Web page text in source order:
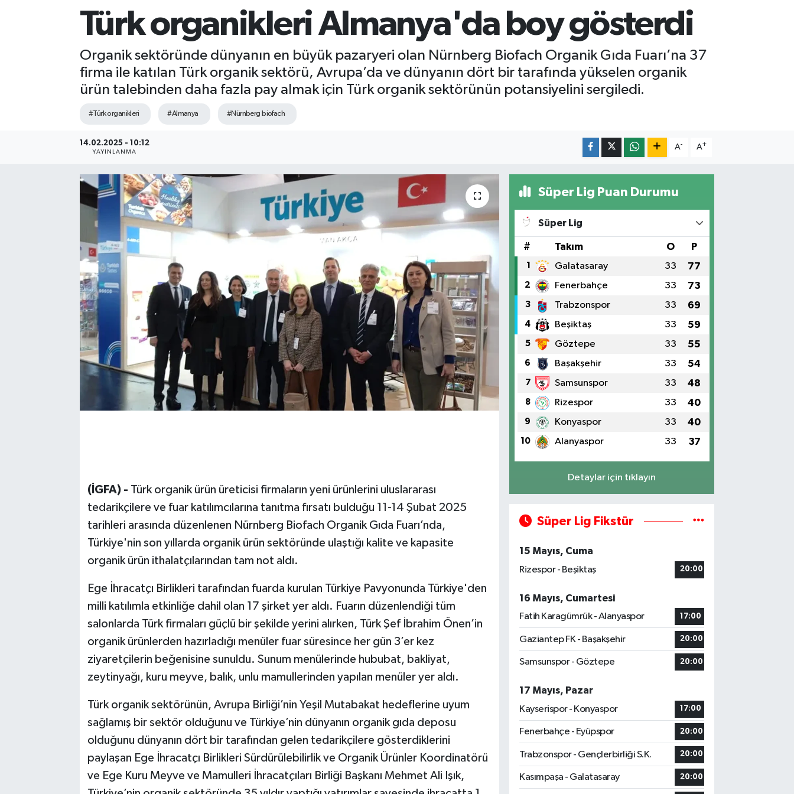
Türk organikleri Almanya'da boy gösterdi
Organik sektöründe dünyanın en büyük pazaryeri olan Nürnberg Biofach Organik Gıda Fuarı’na 37
firma ile katılan Türk organik sektörü, Avrupa’da ve dünyanın dört bir tarafında yükselen organik
ürün talebinden daha fazla pay almak için Türk organik sektörünün potansiyelini sergiledi.
#Türk organikleri #Almanya #Nürnberg biofach
14.02.2025 - 10:12
YAYINLANMA
A- A+
(İGFA) - Türk organik ürün üreticisi firmaların yeni ürünlerini uluslararası
tedarikçilere ve fuar katılımcılarına tanıtma fırsatı bulduğu 11-14 Şubat 2025
tarihleri arasında düzenlenen Nürnberg Biofach Organik Gıda Fuarı’nda,
Türkiye'nin son yıllarda organik ürün sektöründe ulaştığı kalite ve kapasite
organik ürün ithalatçılarından tam not aldı.
Ege İhracatçı Birlikleri tarafından fuarda kurulan Türkiye Pavyonunda Türkiye'den
milli katılımla etkinliğe dahil olan 17 şirket yer aldı. Fuarın düzenlendiği tüm
salonlarda Türk firmaları güçlü bir şekilde yerini alırken, Türk Şef İbrahim Önen’in
organik ürünlerden hazırladığı menüler fuar süresince her gün 3’er kez
ziyaretçilerin beğenisine sunuldu. Sunum menülerinde hububat, bakliyat,
zeytinyağı, kuru meyve, balık, unlu mamullerinden yapılan menüler yer aldı.
Türk organik sektörünün, Avrupa Birliği’nin Yeşil Mutabakat hedeflerine uyum
sağlamış bir sektör olduğunu ve Türkiye’nin dünyanın organik gıda deposu
olduğunu dünyanın dört bir tarafından gelen tedarikçilere gösterdiklerini
paylaşan Ege İhracatçı Birlikleri Sürdürülebilirlik ve Organik Ürünler Koordinatörü
ve Ege Kuru Meyve ve Mamulleri İhracatçıları Birliği Başkanı Mehmet Ali Işık,
Süper Lig Puan Durumu
Süper Lig
# Takım O P
1 Galatasaray 33 77
2 Fenerbahçe 33 73
3 Trabzonspor 33 69
4 Beşiktaş 33 59
5 Göztepe 33 55
6 Başakşehir 33 54
7 Samsunspor 33 48
8 Rizespor 33 40
9 Konyaspor 33 40
10 Alanyaspor 33 37
Detaylar için tıklayın
Süper Lig Fikstür
15 Mayıs, Cuma
Rizespor - Beşiktaş
20:00
16 Mayıs, Cumartesi
Fatih Karagümrük - Alanyaspor
17:00
Gaziantep FK - Başakşehir 20:00
Samsunspor - Göztepe 20:00
17 Mayıs, Pazar
Kayserispor - Konyaspor
17:00
Fenerbahçe - Eyüpspor 20:00
Trabzonspor - Gençlerbirliği S.K. 20:00
Kasımpaşa - Galatasaray 20:00